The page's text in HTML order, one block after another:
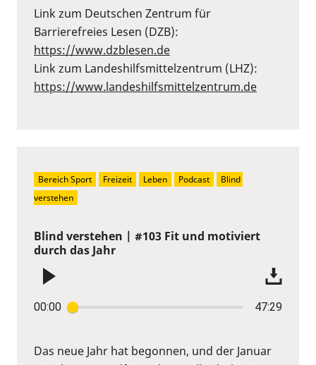
Link zum Deutschen Zentrum für
Barrierefreies Lesen (DZB):
https://www.dzblesen.de
Link zum Landeshilfsmittelzentrum (LHZ):
https://www.landeshilfsmittelzentrum.de
Blind verstehen | #103 Fit und motiviert
durch das Jahr
00:00 47:29
Das neue Jahr hat begonnen, und der Januar
Bereich Sport Freizeit Leben Podcast
Blind
verstehen